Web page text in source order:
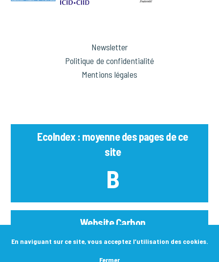
Newsletter
Politique de confidentialité
Mentions légales
EcoIndex : moyenne des pages de ce
site
B
Website Carbon
En naviguant sur ce site, vous acceptez l’utilisation des cookies.
Fermer